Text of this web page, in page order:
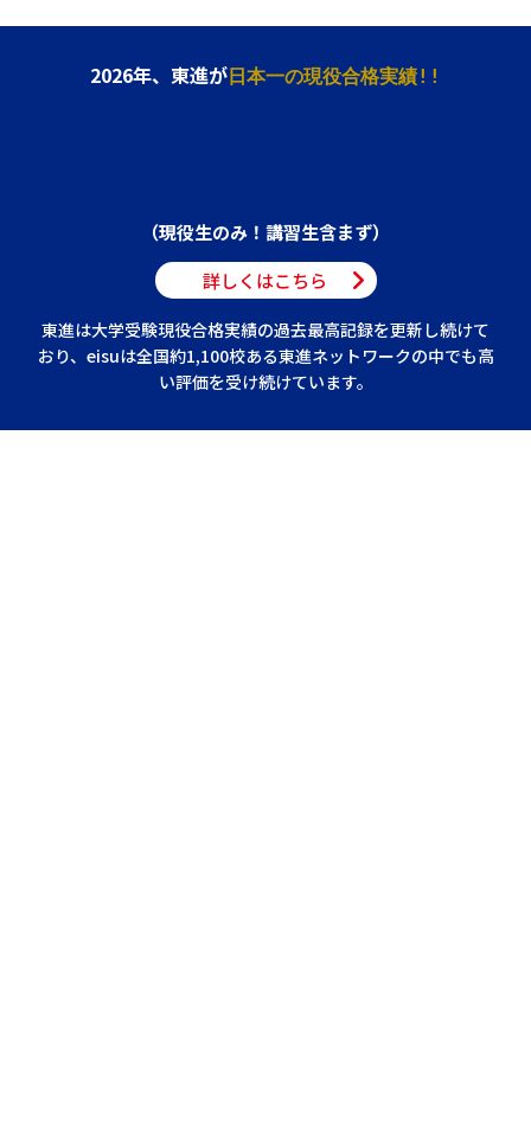
と担任の熱誠指導で志望大学現役合格へと導き
2026年、東進が 日本一の現役合格実績!!
（現役生のみ！講習生含まず）​
詳しくはこちら
東進は大学受験現役合格実績の過去最高記録を更新し続けて
おり、eisuは全国約1,100校ある東進ネットワークの中でも高
い評価を受け続けています。